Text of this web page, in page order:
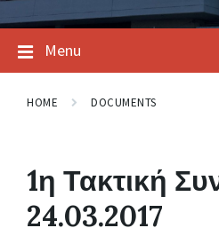
Menu
HOME DOCUMENTS
1η Τακτική
24.03.2017